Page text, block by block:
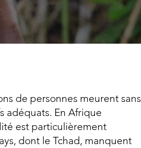
de personnes meurent sans
adéquats. En Afrique
est particulièrement
dont le Tchad, manquent